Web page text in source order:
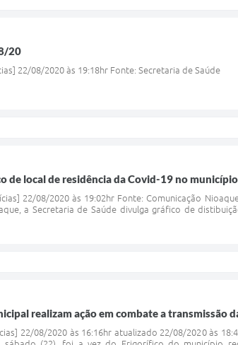
20
22/08/2020 às 19:18hr Fonte: Secretaria de Saúde
de local de residência da Covid-19 no município
22/08/2020 às 19:02hr Fonte: Comunicação
a Secretaria de Saúde divulga gráfico de
realizam ação em combate a transmissão
22/08/2020 às 16:16hr atualizado 22/08/2020 às